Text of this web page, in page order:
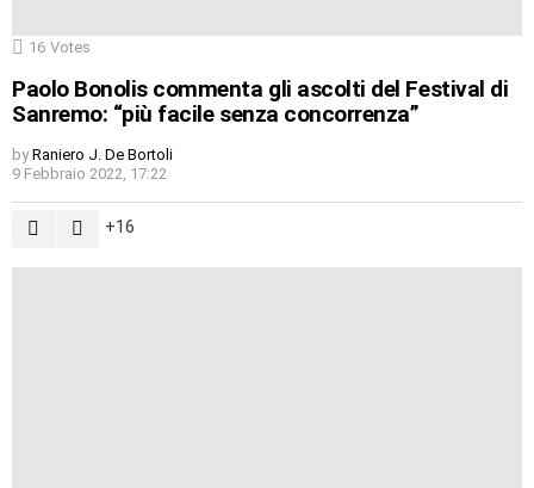
16 Votes
Paolo Bonolis commenta gli ascolti del Festival di
Sanremo: “più facile senza concorrenza”
by Raniero J. De Bortoli
9 Febbraio 2022, 17:22
16